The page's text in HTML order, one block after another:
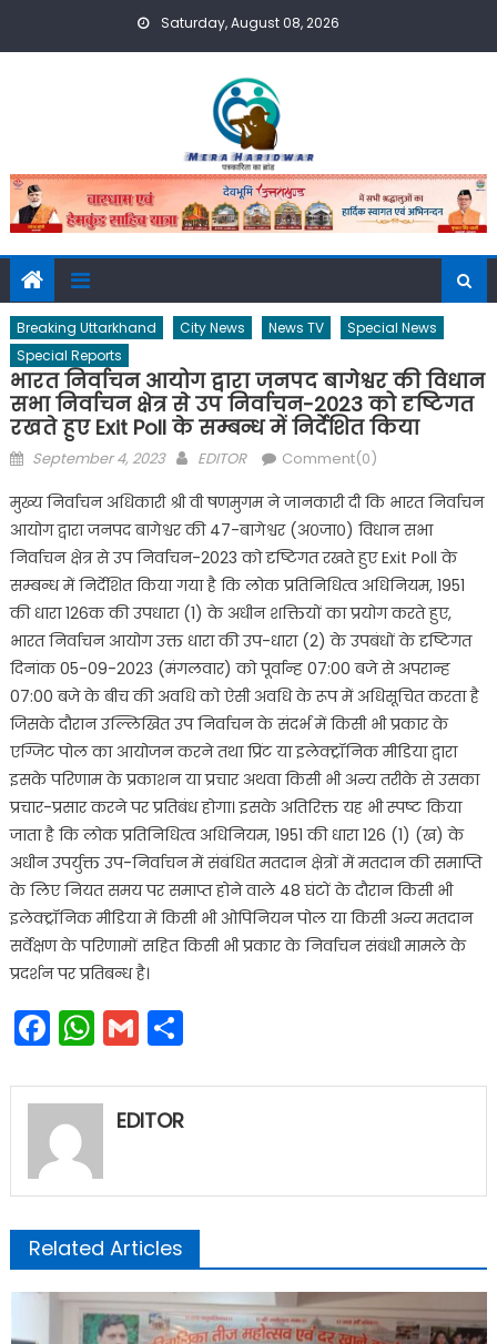
Saturday, August 08, 2026
Breaking Uttarkhand City News News TV
Special News
Special Reports
भारत निर्वाचन आयोग द्वारा जनपद बागेश्वर की विधान
सभा निर्वाचन क्षेत्र से उप निर्वाचन-2023 को दृष्टिगत
रखते हुए Exit Poll के सम्बन्ध में निर्देशित किया
Posted
September 4, 2023 Author
EDITOR Comment(0)
मुख्य निर्वाचन अधिकारी श्री वी षणमुगम ने जानकारी दी कि भारत निर्वाचन
आयोग द्वारा जनपद बागेश्वर की 47-बागेश्वर (अ०जा०) विधान सभा
निर्वाचन क्षेत्र से उप निर्वाचन-2023 को दृष्टिगत रखते हुए Exit Poll के
सम्बन्ध में निर्देशित किया गया है कि लोक प्रतिनिधित्व अधिनियम, 1951
की धारा 126क की उपधारा (1) के अधीन शक्तियों का प्रयोग करते हुए,
भारत निर्वाचन आयोग उक्त धारा की उप-धारा (2) के उपबंधों के दृष्टिगत
दिनांक 05-09-2023 (मंगलवार) को पूर्वान्ह 07:00 बजे से अपरान्ह
07:00 बजे के बीच की अवधि को ऐसी अवधि के रूप में अधिसूचित करता है
जिसके दौरान उल्लिखित उप निर्वाचन के संदर्भ में किसी भी प्रकार के
एग्जिट पोल का आयोजन करने तथा प्रिंट या इलेक्ट्रॉनिक मीडिया द्वारा
इसके परिणाम के प्रकाशन या प्रचार अथवा किसी भी अन्य तरीके से उसका
प्रचार-प्रसार करने पर प्रतिबंध होगा। इसके अतिरिक्त यह भी स्पष्ट किया
जाता है कि लोक प्रतिनिधित्व अधिनियम, 1951 की धारा 126 (1) (ख) के
अधीन उपर्युक्त उप-निर्वाचन में संबंधित मतदान क्षेत्रों में मतदान की समाप्ति
के लिए नियत समय पर समाप्त होने वाले 48 घंटों के दौरान किसी भी
इलेक्ट्रॉनिक मीडिया में किसी भी ओपिनियन पोल या किसी अन्य मतदान
सर्वेक्षण के परिणामों सहित किसी भी प्रकार के निर्वाचन संबंधी मामले के
प्रदर्शन पर प्रतिबन्ध है।
Facebook
WhatsApp
GmailShare
EDITOR
Related Articles